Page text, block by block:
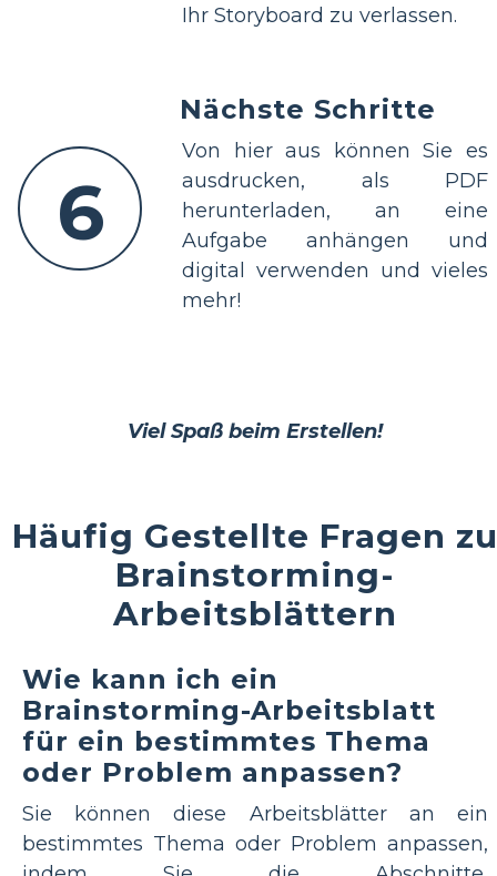
Ihr Storyboard zu verlassen.
6
Nächste Schritte
Von hier aus können Sie es
ausdrucken, als PDF
herunterladen, an eine
Aufgabe anhängen und
digital verwenden und vieles
mehr!
Viel Spaß beim Erstellen!
Häufig Gestellte Fragen zu
Brainstorming-
Arbeitsblättern
Wie kann ich ein
Brainstorming-Arbeitsblatt
für ein bestimmtes Thema
oder Problem anpassen?
Sie können diese Arbeitsblätter an ein
bestimmtes Thema oder Problem anpassen,